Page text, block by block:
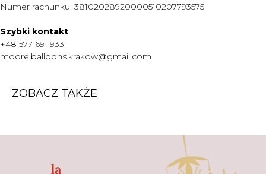
Numer rachunku: 38102028920000510207793575
Szybki kontakt
+48 577 691 933
moore.balloons.krakow@gmail.com
ZOBACZ TAKŻE
+48 577 691 933
moore.balloons.krakow@gmail.com
KONTAKT